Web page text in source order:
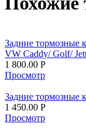
Задние тормозные
VW Caddy/ Golf/
1 800.00 Р
Просмотр
Задние тормозные
1 450.00 Р
Просмотр